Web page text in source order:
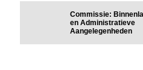
Commissie:
en Administratieve
Aangelegenheden